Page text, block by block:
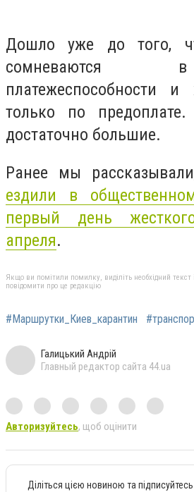
Дошло уже до того,
платежеспособности и
только по
достаточно большие.
Ранее мы
ездили в
первый день
апреля.
Якщо ви помітили помилку, виділіть необхідний текст
повідомити про це редакцію
#Маршрутки_Киев_карантин
Галицький Андрій
Главный редактор сайта 44.ua
Авторизуйтесь, щоб оцінити
Діліться цією новиною та